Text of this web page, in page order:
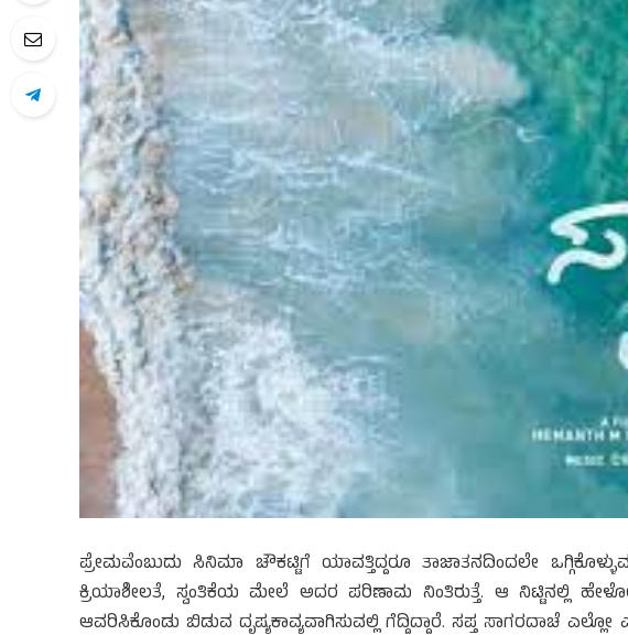
ಪ್ರೇಮವೆಂಬುದು ಸಿನಿಮಾ ಚೌಕಟ್ಟಿಗೆ ಯಾವತ್ತಿದ್ದರೂ ತಾಜಾತನದಿಂದಲೇ
ಕ್ರಿಯಾಶೀಲತೆ, ಸ್ವಂತಿಕೆಯ ಮೇಲೆ ಅದರ ಪರಿಣಾಮ ನಿಂತಿರುತ್ತೆ. ಆ ನಿಟ್ಟಿನಲ್ಲಿ
ಆವರಿಸಿಕೊಂಡು ಬಿಡುವ ದೃಷ್ಯಕಾವ್ಯವಾಗಿಸುವಲ್ಲಿ ಗೆದ್ದಿದ್ದಾರೆ. ಸಪ್ತ ಸಾಗರದಾಚೆ